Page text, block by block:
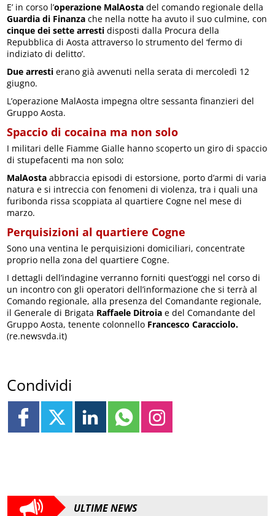
E’ in corso l’operazione MalAosta del comando regionale della
Guardia di Finanza che nella notte ha avuto il suo culmine, con
cinque dei sette arresti disposti dalla Procura della
Repubblica di Aosta attraverso lo strumento del ‘fermo di
indiziato di delitto’.
Due arresti erano già avvenuti nella serata di mercoledì 12
giugno.
L’operazione MalAosta impegna oltre sessanta finanzieri del
Gruppo Aosta.
Spaccio di cocaina ma non solo
I militari delle Fiamme Gialle hanno scoperto un giro di spaccio
di stupefacenti ma non solo;
MalAosta abbraccia episodi di estorsione, porto d’armi di varia
natura e si intreccia con fenomeni di violenza, tra i quali una
furibonda rissa scoppiata al quartiere Cogne nel mese di
marzo.
Perquisizioni al quartiere Cogne
Sono una ventina le perquisizioni domiciliari, concentrate
proprio nella zona del quartiere Cogne.
I dettagli dell’indagine verranno forniti quest’oggi nel corso di
un incontro con gli operatori dell’informazione che si terrà al
Comando regionale, alla presenza del Comandante regionale,
il Generale di Brigata Raffaele Ditroia e del Comandante del
Gruppo Aosta, tenente colonnello Francesco Caracciolo.
(re.newsvda.it)
Condividi
ULTIME NEWS